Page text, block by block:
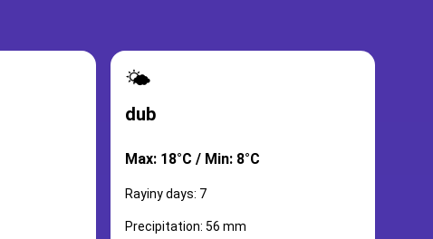
🌤️
dub
Max: 18°C / Min: 8°C
Rayiny days: 7
Precipitation: 56 mm